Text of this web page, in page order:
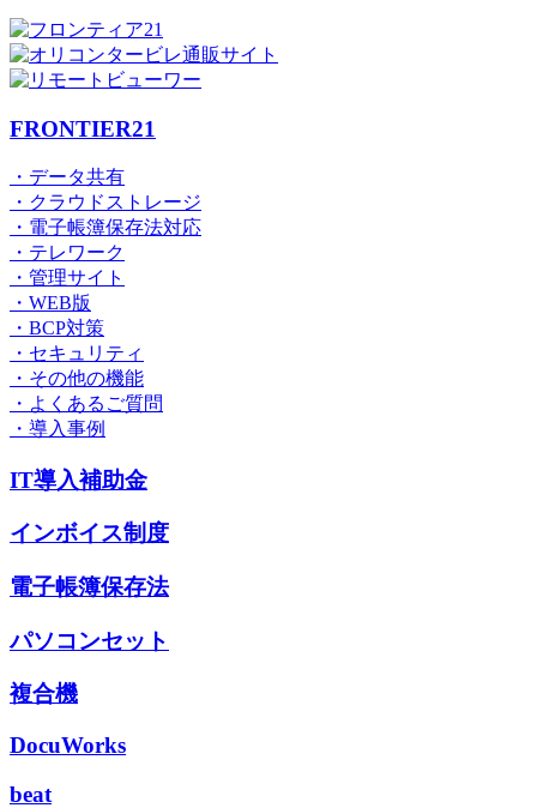
FRONTIER21
・データ共有
・クラウドストレージ
・電子帳簿保存法対応
・テレワーク
・管理サイト
・WEB版
・BCP対策
・セキュリティ
・その他の機能
・よくあるご質問
・導入事例
IT導入補助金
インボイス制度
電子帳簿保存法
パソコンセット
複合機
DocuWorks
beat